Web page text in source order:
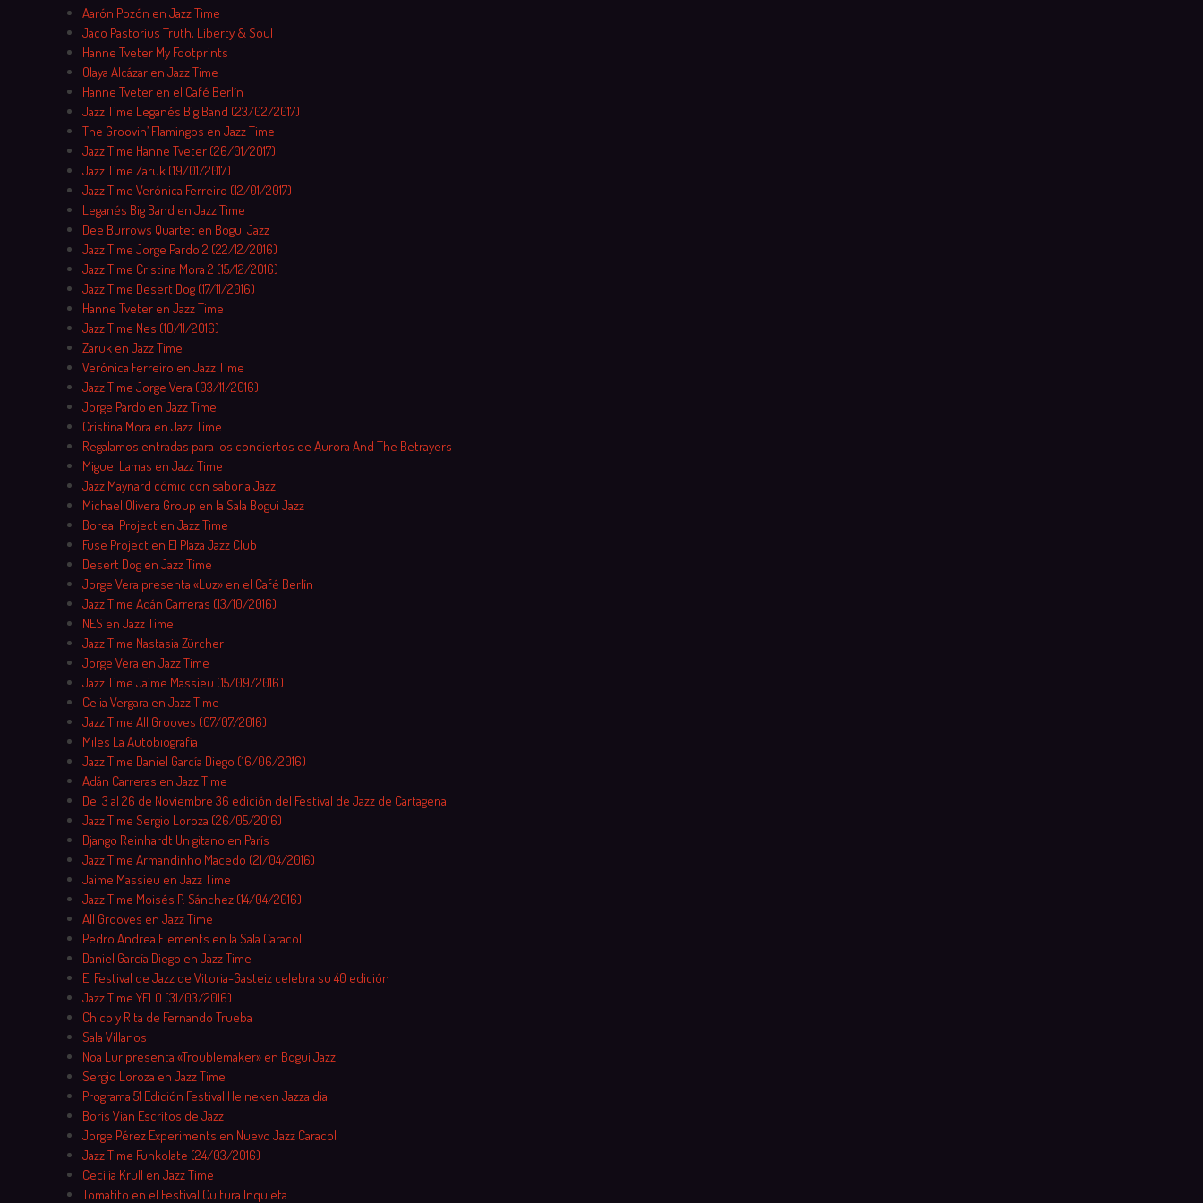
Aarón Pozón en Jazz Time
Jaco Pastorius Truth, Liberty & Soul
Hanne Tveter My Footprints
Olaya Alcázar en Jazz Time
Hanne Tveter en el Café Berlín
Jazz Time Leganés Big Band (23/02/2017)
The Groovin’ Flamingos en Jazz Time
Jazz Time Hanne Tveter (26/01/2017)
Jazz Time Zaruk (19/01/2017)
Jazz Time Verónica Ferreiro (12/01/2017)
Leganés Big Band en Jazz Time
Dee Burrows Quartet en Bogui Jazz
Jazz Time Jorge Pardo 2 (22/12/2016)
Jazz Time Cristina Mora 2 (15/12/2016)
Jazz Time Desert Dog (17/11/2016)
Hanne Tveter en Jazz Time
Jazz Time Nes (10/11/2016)
Zaruk en Jazz Time
Verónica Ferreiro en Jazz Time
Jazz Time Jorge Vera (03/11/2016)
Jorge Pardo en Jazz Time
Cristina Mora en Jazz Time
Regalamos entradas para los conciertos de Aurora And The Betrayers
Miguel Lamas en Jazz Time
Jazz Maynard cómic con sabor a Jazz
Michael Olivera Group en la Sala Bogui Jazz
Boreal Project en Jazz Time
Fuse Project en El Plaza Jazz Club
Desert Dog en Jazz Time
Jorge Vera presenta «Luz» en el Café Berlín
Jazz Time Adán Carreras (13/10/2016)
NES en Jazz Time
Jazz Time Nastasia Zürcher
Jorge Vera en Jazz Time
Jazz Time Jaime Massieu (15/09/2016)
Celia Vergara en Jazz Time
Jazz Time All Grooves (07/07/2016)
Miles La Autobiografía
Jazz Time Daniel García Diego (16/06/2016)
Adán Carreras en Jazz Time
Del 3 al 26 de Noviembre 36 edición del Festival de Jazz de Cartagena
Jazz Time Sergio Loroza (26/05/2016)
Django Reinhardt Un gitano en París
Jazz Time Armandinho Macedo (21/04/2016)
Jaime Massieu en Jazz Time
Jazz Time Moisés P. Sánchez (14/04/2016)
All Grooves en Jazz Time
Pedro Andrea Elements en la Sala Caracol
Daniel García Diego en Jazz Time
El Festival de Jazz de Vitoria-Gasteiz celebra su 40 edición
Jazz Time YELO (31/03/2016)
Chico y Rita de Fernando Trueba
Sala Villanos
Noa Lur presenta «Troublemaker» en Bogui Jazz
Sergio Loroza en Jazz Time
Programa 51 Edición Festival Heineken Jazzaldia
Boris Vian Escritos de Jazz
Jorge Pérez Experiments en Nuevo Jazz Caracol
Jazz Time Funkolate (24/03/2016)
Cecilia Krull en Jazz Time
Tomatito en el Festival Cultura Inquieta